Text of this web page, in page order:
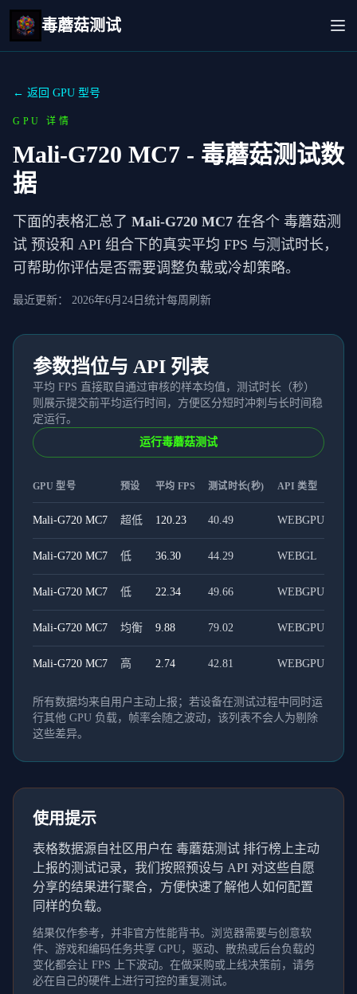
毒蘑菇测试
← 返回 GPU 型号
GPU 详情
Mali-G720 MC7 - 毒蘑菇测试数
据
下面的表格汇总了 Mali-G720 MC7 在各个 毒蘑菇测
试 预设和 API 组合下的真实平均 FPS 与测试时长，
可帮助你评估是否需要调整负载或冷却策略。
最近更新： 2026年6月24日 统计每周刷新
参数挡位与 API 列表
平均 FPS 直接取自通过审核的样本均值，测试时长（秒）
则展示提交前平均运行时间，方便区分短时冲刺与长时间稳
定运行。
运行毒蘑菇测试
GPU 型号 预设 平均 FPS 测试时长(秒) API 类型
Mali-G720 MC7 超低 120.23 40.49 WEBGPU
Mali-G720 MC7 低 36.30 44.29 WEBGL
Mali-G720 MC7 低 22.34 49.66 WEBGPU
Mali-G720 MC7 均衡 9.88 79.02 WEBGPU
Mali-G720 MC7 高 2.74 42.81 WEBGPU
所有数据均来自用户主动上报；若设备在测试过程中同时运
行其他 GPU 负载，帧率会随之波动，该列表不会人为剔除
这些差异。
使用提示
表格数据源自社区用户在 毒蘑菇测试 排行榜上主动
上报的测试记录，我们按照预设与 API 对这些自愿
分享的结果进行聚合，方便快速了解他人如何配置
同样的负载。
结果仅作参考，并非官方性能背书。浏览器需要与创意软
件、游戏和编码任务共享 GPU，驱动、散热或后台负载的
变化都会让 FPS 上下波动。在做采购或上线决策前，请务
必在自己的硬件上进行可控的重复测试。